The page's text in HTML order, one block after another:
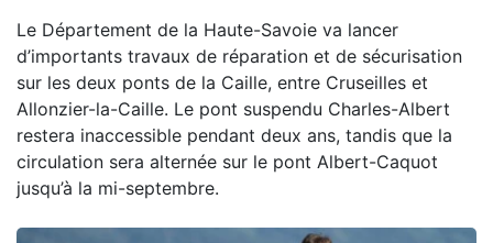
Le Département de la Haute-Savoie va lancer
d’importants travaux de réparation et de sécurisation
sur les deux ponts de la Caille, entre Cruseilles et
Allonzier-la-Caille. Le pont suspendu Charles-Albert
restera inaccessible pendant deux ans, tandis que la
circulation sera alternée sur le pont Albert-Caquot
jusqu’à la mi-septembre.